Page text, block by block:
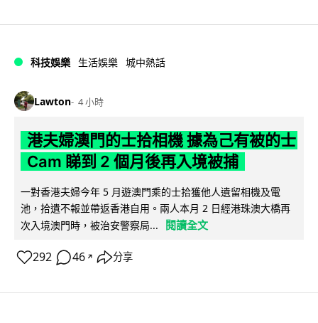
科技娛樂 生活娛樂 城中熱話
Lawton 4 小時
港夫婦澳門的士拾相機 據為己有被的士
Cam 睇到 2 個月後再入境被捕
一對香港夫婦今年 5 月遊澳門乘的士拾獲他人遺留相機及電
池，拾遺不報並帶返香港自用。兩人本月 2 日經港珠澳大橋再
次入境澳門時，被治安警察局...
閱讀全文
292 46 ↗ 分享